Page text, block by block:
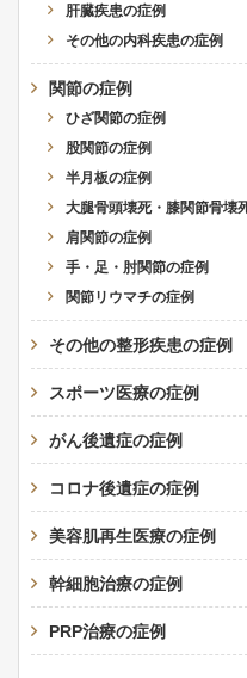
肝臓疾患の症例
その他の内科疾患の症例
関節の症例
ひざ関節の症例
股関節の症例
半月板の症例
大腿骨頭壊死・膝関節骨壊
肩関節の症例
手・足・肘関節の症例
関節リウマチの症例
その他の整形疾患の症例
スポーツ医療の症例
がん後遺症の症例
コロナ後遺症の症例
美容肌再生医療の症例
幹細胞治療の症例
PRP治療の症例